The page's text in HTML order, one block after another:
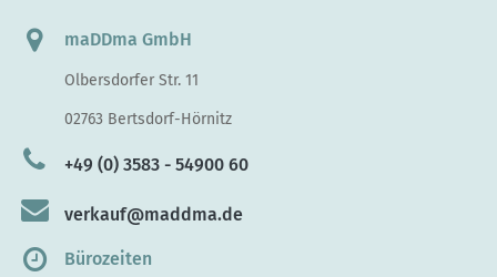
maDDma GmbH
Olbersdorfer Str. 11
02763 Bertsdorf-Hörnitz
+49 (0) 3583 - 54900 60
verkauf@maddma.de
Bürozeiten